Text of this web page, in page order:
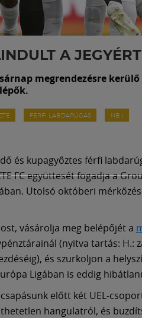
A
megrendezésre
FÉRFI LABDARÚGÁS NB I
és kupagyőztes férfi
FC együttesét fogadja a
Utolsó októberi
vásárolja meg belépőjét a
(nyitva tartás: H.:
és szurkoljon a
Ligában is eddig
előtt két UEL-
hangulatról, és